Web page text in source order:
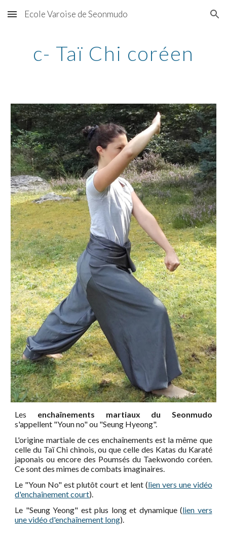
Skip to main content Skip to navigation
Ecole Varoise de Seonmudo
c- Taï Chi coréen
Les enchaînements martiaux du Seonmudo
s'appellent "Youn no" ou "Seung Hyeong".
L'origine martiale de ces enchaînements est la même que
celle du Taï Chi chinois, ou que celle des Katas du Karaté
japonais ou encore des Poumsés du Taekwondo coréen.
Ce sont des mimes de combats imaginaires.
Le "Youn No" est plutôt court et lent (lien vers une vidéo
d'enchaînement court).
Le "Seung Yeong" est plus long et dynamique (lien vers
une vidéo d'enchaînement long).